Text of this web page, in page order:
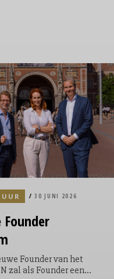
Founder
Founder van het
zal als Founder een
30 JUNI 2026